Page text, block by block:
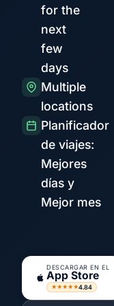
for the
next
few
days
Multiple
locations
Planificador
de viajes:
Mejores
días y
Mejor mes
DESCARGAR EN EL
App Store
★★★★★4.84